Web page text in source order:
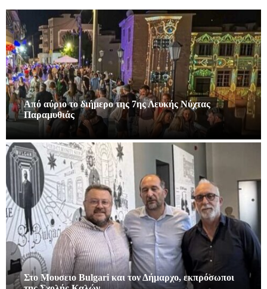
Από αύριο το διήμερο της 7ης Λευκής Νύχτας
Παραμυθιάς
Στο Μουσειο Bulgari και τον Δήμαρχο, εκπρόσωποι